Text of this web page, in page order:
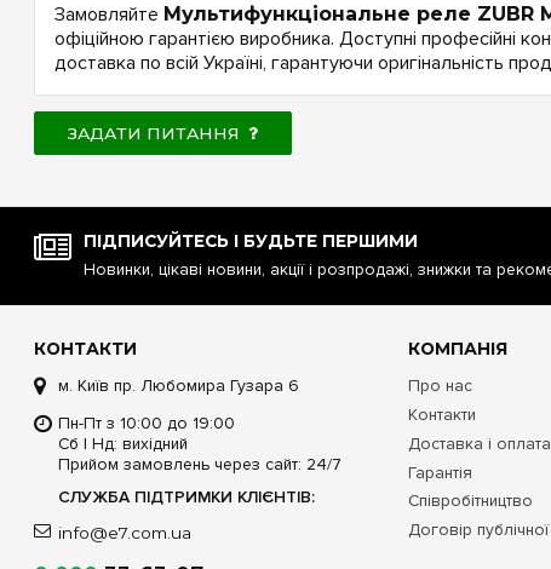
Замовляйте Мультифункціональне реле ZUBR
офіційною гарантією виробника. Доступні професійні
доставка по всій Україні, гарантуючи оригінальність
ЗАДАТИ ПИТАННЯ
ПІДПИСУЙТЕСЬ І БУДЬТЕ ПЕРШИМИ
Новинки, цікаві новини, акції і розпродажі, знижки та
КОНТАКТИ
м. Київ пр. Любомира Гузара 6
Пн-Пт з 10:00 до 19:00
Сб | Нд: вихідний
Прийом замовлень через сайт: 24/7
СЛУЖБА ПІДТРИМКИ КЛІЄНТІВ:
info@e7.com.ua
КОМПАНІЯ
Про нас
Контакти
Доставка і оплата
Гарантія
Співробітництво
Договір